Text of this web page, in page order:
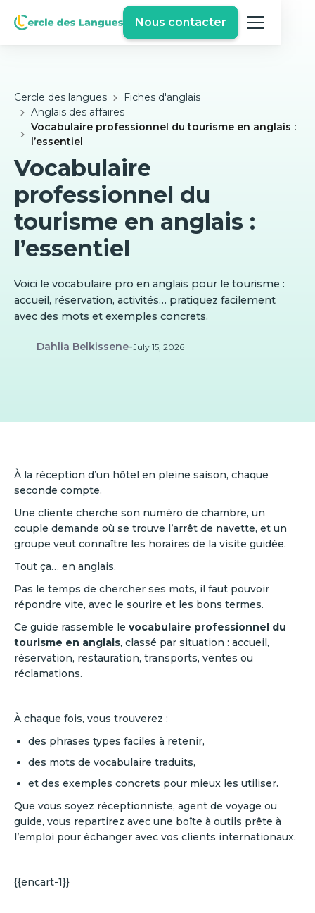
Nous contacter
Cercle des langues
Fiches d'anglais
Anglais des affaires
Vocabulaire professionnel du tourisme en anglais :
l’essentiel
Vocabulaire
professionnel du
tourisme en anglais :
l’essentiel
Voici le vocabulaire pro en anglais pour le tourisme :
accueil, réservation, activités… pratiquez facilement
avec des mots et exemples concrets.
Dahlia Belkissene-July 15, 2026
À la réception d’un hôtel en pleine saison, chaque
seconde compte.
Une cliente cherche son numéro de chambre, un
couple demande où se trouve l’arrêt de navette, et un
groupe veut connaître les horaires de la visite guidée.
Tout ça… en anglais.
Pas le temps de chercher ses mots, il faut pouvoir
répondre vite, avec le sourire et les bons termes.
Ce guide rassemble le vocabulaire professionnel du
tourisme en anglais, classé par situation : accueil,
réservation, restauration, transports, ventes ou
réclamations.
À chaque fois, vous trouverez :
des phrases types faciles à retenir,
des mots de vocabulaire traduits,
et des exemples concrets pour mieux les utiliser.
Que vous soyez réceptionniste, agent de voyage ou
guide, vous repartirez avec une boîte à outils prête à
l’emploi pour échanger avec vos clients internationaux.
{{encart-1}}